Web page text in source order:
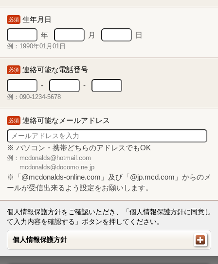
必須 生年月日
年
月 日
例：1990年01月01日
必須 連絡可能な電話番号
-
-
例：090-1234-5678
必須 連絡可能なメールアドレス
※ パソコン・携帯どちらのアドレスでもOK
例：mcdonalds@hotmail.com
mcdonalds@docomo.ne.jp
※「@mcdonalds-online.com」及び「@jp.mcd.com」からのメ
ールが受信出来るよう設定をお願いします。
個人情報保護方針をご確認いただき、「個人情報保護方針に同意し
て入力内容を確認する」ボタンを押してください。
個人情報保護方針
個人情報保護方針